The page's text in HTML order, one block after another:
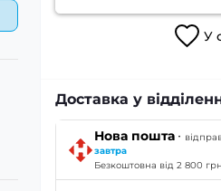
У
Доставка у
Нова пошта ·
завтра
Безкоштовна від 2 800 грн